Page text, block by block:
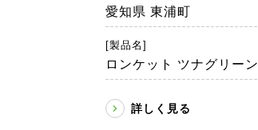
愛知県 東浦町
[製品名]
ロンケット ツナグリーン
詳しく見る